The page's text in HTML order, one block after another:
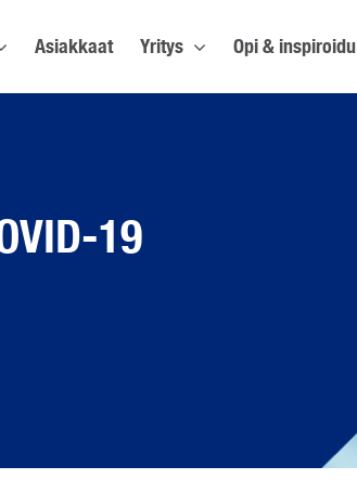
Asiakkaat Yritys Opi & inspiroidu
19